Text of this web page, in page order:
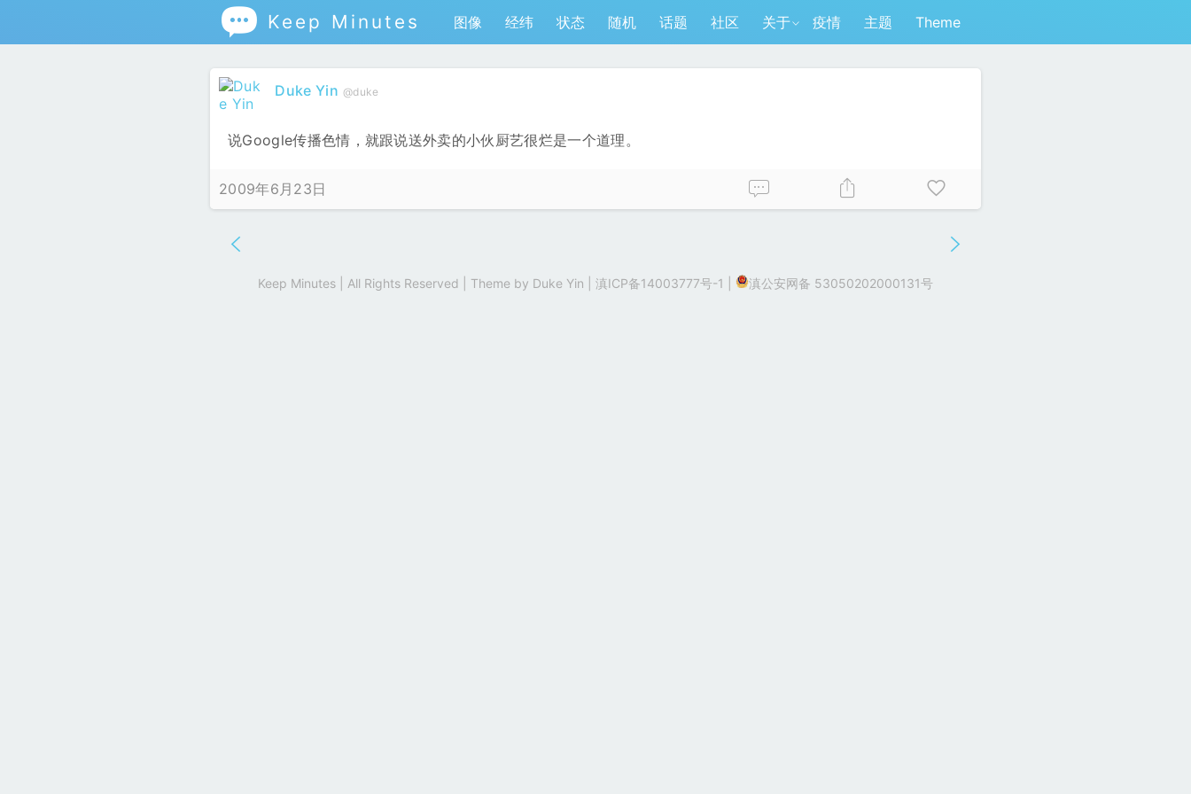
 Keep Minutes 图像 经纬 状态 随机 话题 社区 关于 疫情 主题 Theme
Duke Yin @duke
说Google传播色情，就跟说送外卖的小伙厨艺很烂是一个道理。
2009年6月23日
Keep Minutes | All Rights Reserved | Theme by Duke Yin 滇ICP备14003777号-1 滇公安网备 53050202000131号